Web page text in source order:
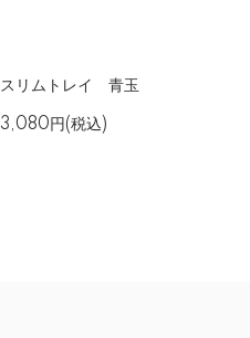
スリムトレイ 青玉
3,080円(税込)